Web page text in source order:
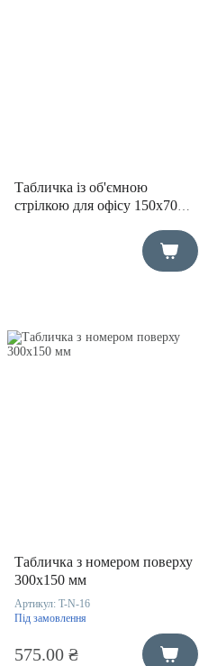
Табличка із об'ємною
стрілкою для офісу 150х70
Табличка з номером поверху
300х150 мм
Артикул: T-N-16
Під замовлення
575.00 ₴